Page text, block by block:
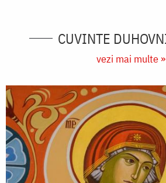
CUVINTE
vezi mai multe »